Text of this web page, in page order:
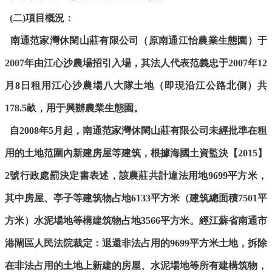
(二)項目概況：
南通范家灣休閑山莊有限公司（原南通江怡農業生態園）于
2007年由江心沙農場招引入場，其法人代表范義忠于2007年12
月8日租用江心沙農場八大隊土地（即現沿江公路北側）共
178.5畝，用于興辦農業生態園。
自2008年5月起， 南通范家灣休閑山莊有限公司未經批準在租
用的土地范圍內新建房屋等建筑，根據海國土資監決【2015】
2號行政處罰決定書表述，該農莊共計違法用地9699平方米，
其中房屋、亭子等建筑物占地6133平方米（建筑總面積7501平
方米）水泥場地等構建筑物占地3566平方米。經江蘇省南通市
港閘區人民法院裁定：退還非法占用的9699平方米土地，拆除
在非法占用的土地上新建的房屋、水泥場地等所有建構筑物，